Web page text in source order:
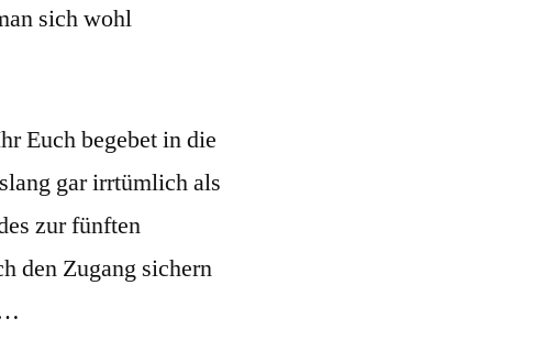
sich wohl
Euch begebet in die
gar irrtümlich als
zur fünften
den Zugang sichern